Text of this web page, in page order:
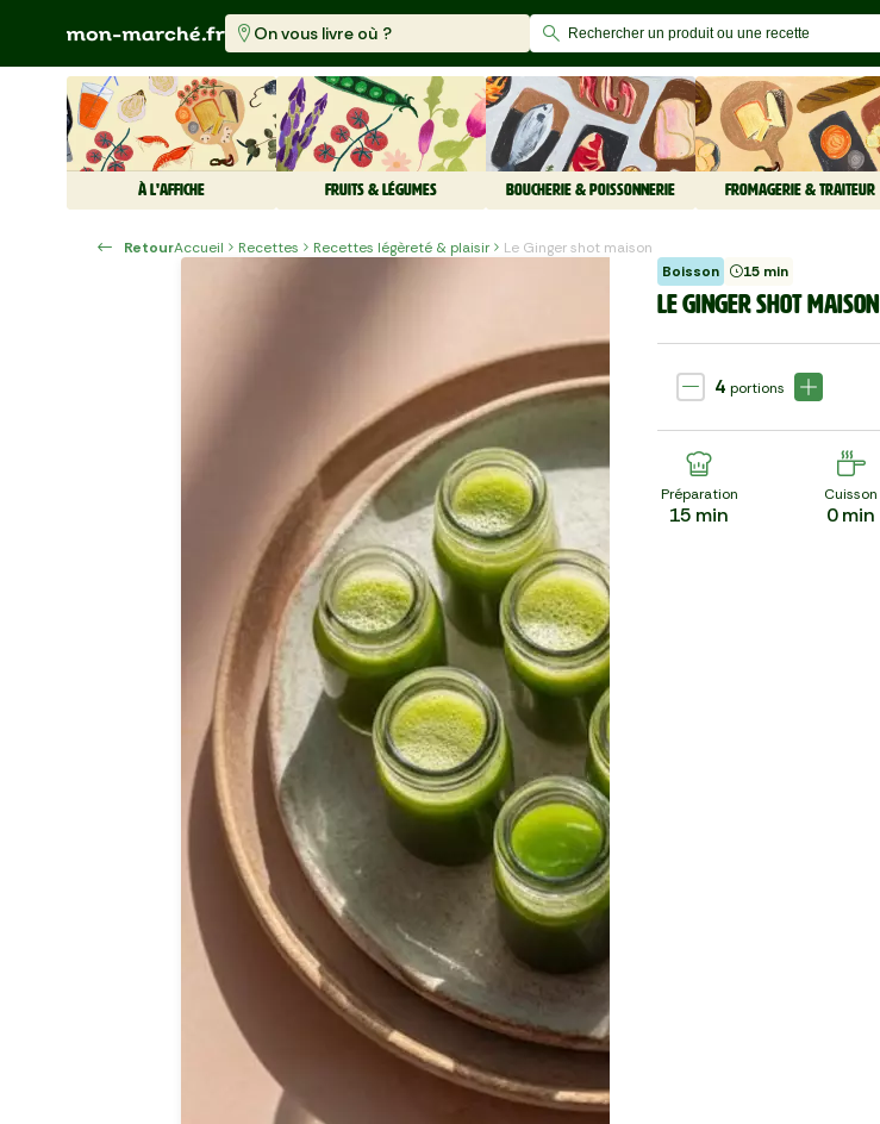
On vous livre où ?
À L'AFFICHE FRUITS & LÉGUMES BOUCHERIE & POISSONNERIE FROMAGERIE & TRAITEUR
RetourAccueil Recettes Recettes légèreté & plaisir
Le Ginger shot maison
Boisson
15 min
LE GINGER SHOT MAISON
Préparation
15 min
Cuisson
0min
4 portions